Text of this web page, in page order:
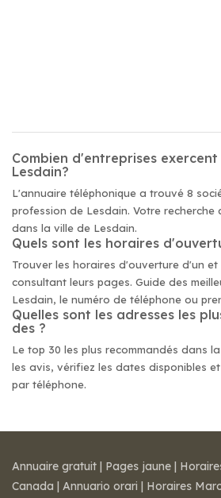
Combien d'entreprises
Lesdain?
L'annuaire téléphonique a trouvé 8
profession de Lesdain. Votre recherche
dans la ville de Lesdain.
Quels sont les horaires
Trouver les horaires d'ouverture d'un
consultant leurs pages. Guide des
Lesdain, le numéro de téléphone ou
Quelles sont les adresses les
des ?
Le top 30 les plus recommandés dans
les avis, vérifiez les dates disponibles
par téléphone.
Annuaire gratuit | Pages jaune |
Canada | Annuario orari | Horaires